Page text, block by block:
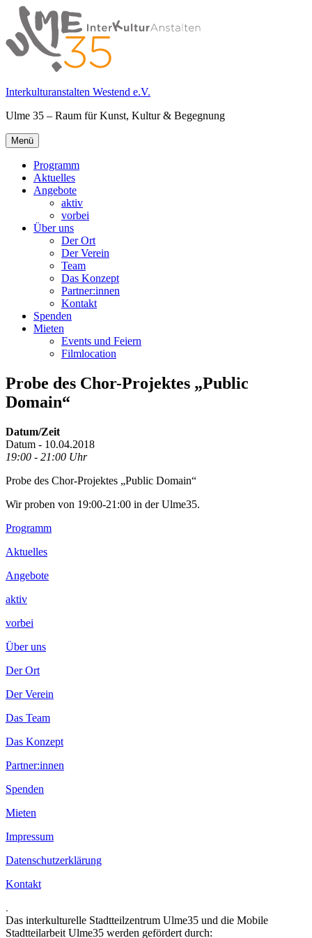
Springe
zum
Inhalt
Interkulturanstalten Westend e.V.
Ulme 35 – Raum für Kunst, Kultur & Begegnung
Primäres
Menü
Menü
Programm
Aktuelles
Angebote
aktiv
vorbei
Über uns
Der Ort
Der Verein
Team
Das Konzept
Partner:innen
Kontakt
Spenden
Mieten
Events und Feiern
Filmlocation
Probe des Chor-Projektes „Public
Domain“
Datum/Zeit
Datum - 10.04.2018
19:00 - 21:00 Uhr
Probe des Chor-Projektes „Public Domain“
Wir proben von 19:00-21:00 in der Ulme35.
Footer
Inhalt
Programm
Aktuelles
Angebote
aktiv
vorbei
Über uns
Der Ort
Der Verein
Das Team
Das Konzept
Partner:innen
Spenden
Mieten
Impressum
Datenschutzerklärung
Kontakt
.
Das interkulturelle Stadtteilzentrum Ulme35 und die Mobile
Stadtteilarbeit Ulme35 werden gefördert durch: